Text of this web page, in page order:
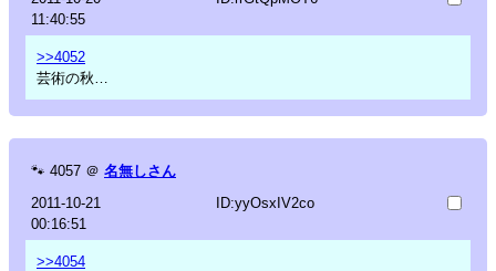
11:40:55
>>4052
芸術の秋…
🐾 4057 ＠ 名無しさん
2011-10-21
00:16:51
ID:yyOsxIV2co
>>4054